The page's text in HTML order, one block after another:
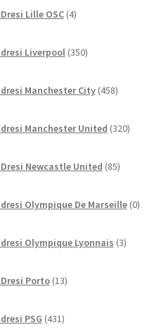
Lille OSC 4izdelki
Liverpool 350izdelkov
Manchester City 458izdelkov
Manchester United 320izdelkov
Newcastle United 85izdelkov
Olympique De Marseille 0
Olympique Lyonnais 3izdelki
Porto 13izdelkov
PSG 431izdelkov